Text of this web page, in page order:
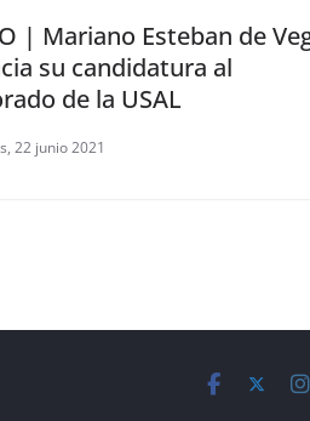
| Mariano Esteban de
su candidatura al
de la USAL
22 junio 2021